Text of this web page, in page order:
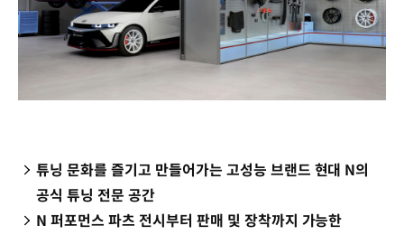
튜닝 문화를 즐기고 만들어가는 고성능 브랜드 현대 N의
공식 튜닝 전문 공간
N 퍼포먼스 파츠 전시부터 판매 및 장착까지 가능한